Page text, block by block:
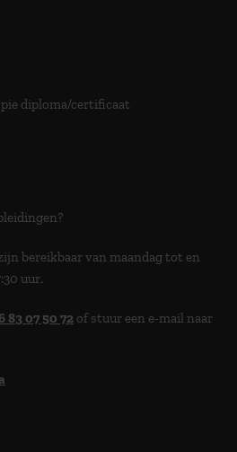
diploma/certificaat
bereikbaar van maandag tot en
uur.
83 07 50 72 of stuur een e-mail naar